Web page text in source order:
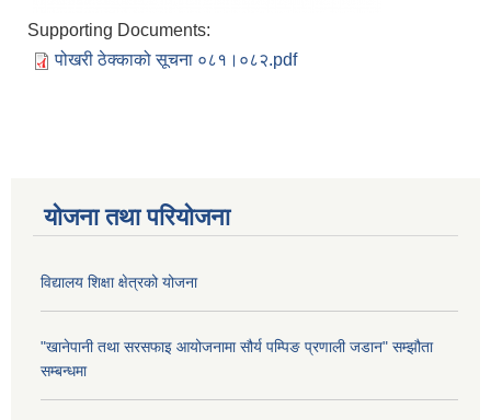
Supporting Documents:
पोखरी ठेक्काको सूचना ०८१।०८२.pdf
योजना तथा परियोजना
विद्यालय शिक्षा क्षेत्रको योजना
"खानेपानी तथा सरसफाइ आयोजनामा सौर्य पम्पिङ प्रणाली जडान" सम्झौता
सम्बन्धमा